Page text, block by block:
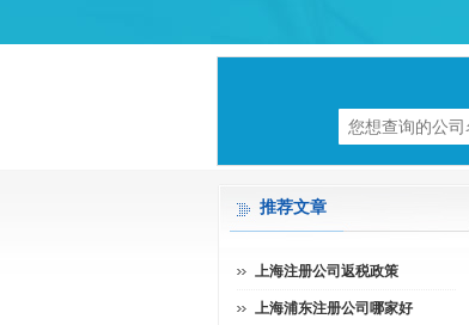
推荐文章
上海注册公司返税政策
上海浦东注册公司哪家好